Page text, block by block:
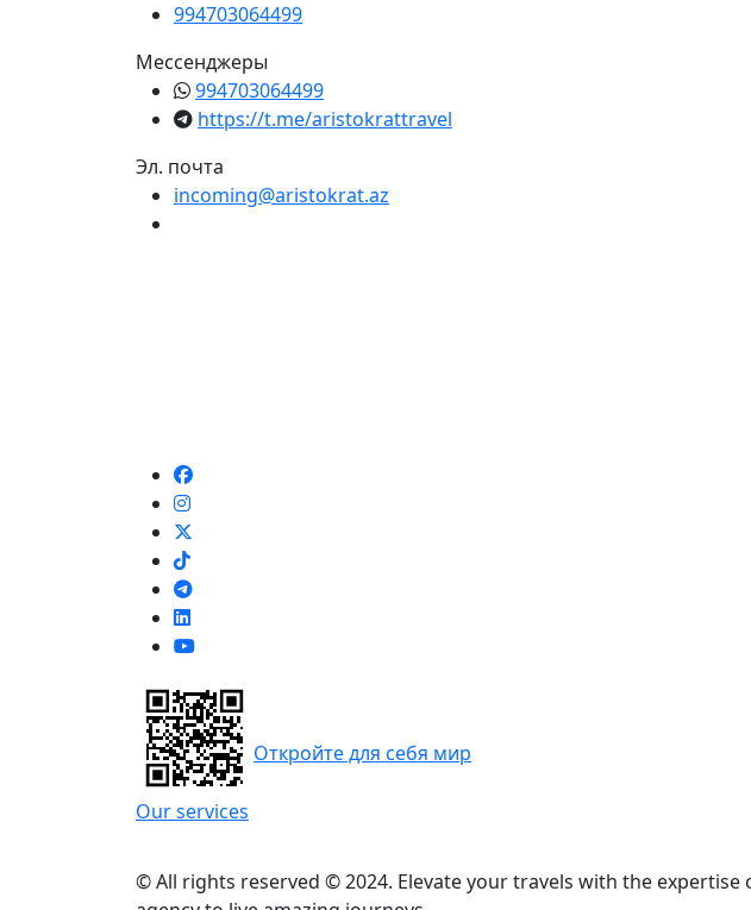
994703064499
Мессенджеры
994703064499
https://t.me/aristokrattravel
Эл. почта
incoming@aristokrat.az
Our services
Откройте для себя мир
© All rights reserved © 2024. Elevate your travels with the